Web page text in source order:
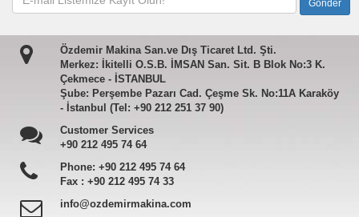
Özdemir Makina San.ve Dış Ticaret Ltd. Şti.
Merkez: İkitelli O.S.B. İMSAN San. Sit. B Blok No:3 K.
Çekmece - İSTANBUL
Şube: Perşembe Pazarı Cad. Çeşme Sk. No:11A Karaköy
- İstanbul (Tel: +90 212 251 37 90)
Customer Services
+90 212 495 74 64
Phone: +90 212 495 74 64
Fax : +90 212 495 74 33
info@ozdemirmakina.com